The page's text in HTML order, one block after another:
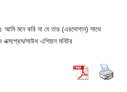
মনে করি না যে তার (এরদোগান) সাথে
এক্সপ্রেস/সাউথ এশিয়ান মনিটর